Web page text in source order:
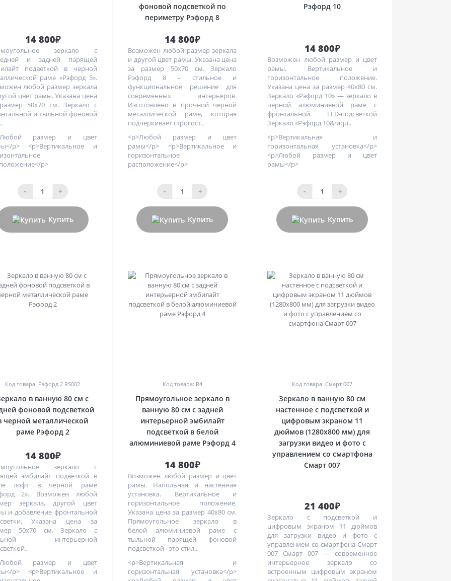
14 800₽
зеркало с
и задней парящей
подветкой в черной
раме «Рэфорд 5».
любой размер зеркала
цвет рамы. Указана цена
50х70 см. Зеркало с
и тыльной фоновой
размер и цвет
p> <p>Вертикальное и
p>
- +
Купить
фоновой подсветкой по
периметру Рэфорд 8
14 800₽
Возможен любой размер зеркала
и другой цвет рамы. Указана цена
за размер 50х70 см. Зеркало
Рэфорд 8 – стильное и
функциональное решение для
современных интерьеров.
Изготовлено в прочной черной
металлической раме, которая
подчеркивает строгост..
<p>Любой размер и цвет
рамы</p> <p>Вертикальное и
горизонтальное
расположение</p>
- +
Купить
Рэфорд 10
14 800₽
Возможен любой размер и цвет
рамы. Вертикальное и
горизонтальное положение.
Указана цена за размер 40х80 см.
Зеркало «Рэфорд 10» — зеркало в
чёрной алюминиевой раме с
фронтальной LED-подсветкой
Зеркало «Рэфорд 10&raqu..
<p>Вертикальная и
горизонтальная установка</p>
<p>Любой размер и цвет
рамы</p>
- +
Купить
Код товара: Рэфорд 2 RS002
в ванную 80 см с
фоновой подсветкой
черной металлической
раме Рэфорд 2
14 800₽
зеркало с
эмбилайт подветкой в
лофт в черной раме
2». Возможен любой
зеркала, другой цвет
и добавление фронтальной
Указана цена за
50х70 см. Зеркало с
интерьерной
размер и цвет
p> <p>Вертикальное и
Код товара: R4
Прямоугольное зеркало в
ванную 80 см с задней
интерьерной эмбилайт
подсветкой в белой
алюминиевой раме Рэфорд 4
14 800₽
Возможен любой размер и цвет
рамы. Напольная и настенная
установка. Вертикальное и
горизонтальное положение.
Указана цена за размер 40х80 см.
Прямоугольное зеркало в
белой алюминиевой раме с
тыльной парящей фоновой
подсветкой - это стил..
<p>Вертикальная и
горизонтальная установка</p>
Код товара: Смарт 007
Зеркало в ванную 80 см
настенное с подсветкой и
цифровым экраном 11
дюймов (1280x800 мм) для
загрузки видео и фото с
управлением со смартфона
Смарт 007
21 400₽
Зеркало с подсветкой и
цифровым экраном 11 дюймов
для загрузки видео и фото с
управлением со смартфона Смарт
007 Смарт 007 — современное
интерьерное зеркало со
встроенным цифровым экраном